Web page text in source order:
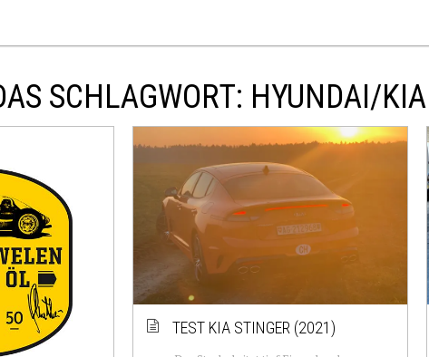
SCHLAGWORT: HYUNDAI/KIA
TEST KIA STINGER (2021)